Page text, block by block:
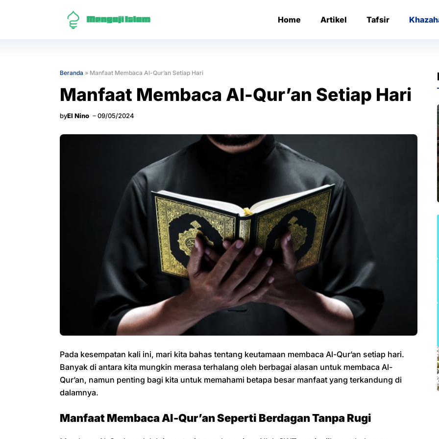
Home Artikel Tafsir
Beranda » Manfaat Membaca Al-Qur’an Setiap Hari
Manfaat Membaca Al-Qur’an Setiap Hari
byEl Nino 09/05/2024
Pada kesempatan kali ini, mari kita bahas tentang keutamaan membaca Al-Qur’an setiap hari.
Banyak di antara kita mungkin merasa terhalang oleh berbagai alasan untuk membaca Al-
Qur’an, namun penting bagi kita untuk memahami betapa besar manfaat yang terkandung di
dalamnya.
Manfaat Membaca Al-Qur’an Seperti Berdagan Tanpa Rugi